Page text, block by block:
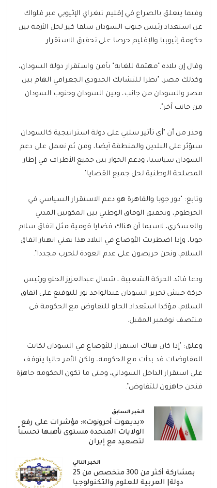
وفيما يتعلق بالصراع في إقليم تيغراي الإثيوبي عبر قلواك
عن استعداد رئيس جنوب السودان سلفا كير لحل الأزمة بين
حكومة إثيوبيا والإقليم حرصا على تحقيق الاستقرار.
وقال إن بلاده "مهتمة للغاية" بأمن واستقرار دولة السودان،
وكذلك مصر، "نظرا للتشابك الحدودي الجغرافي الهام بين
مصر والسودان من جانب، وبين السودان وجنوب السودان
من جانب آخر".
وحذر من أن "أي تأثير سلبي على دولة استراتيجية كالسودان
سيؤثر على البلدين والمنطقة أيضا، ومن ثم نعمل على دعم
السودان سياسيا، ودعم الحوار بين جميع الأطراف في إطار
المصلحة الوطنية لحل جميع القضايا".
وتابع: "دور جوبا والقاهرة هو دعم الاستقرار السياسي في
الخرطوم، وتحقيق الوفاق الوطني بين المكونين المدني
والعسكري، لاسيما أن هناك قضايا قومية مثل اتفاق سلام
جوبا، وإذا اضطربت الأوضاع في البلاد هذا يعني انهيار اتفاق
السلام، ونحن حريصون على عدم العودة للحرب مجددا".
ودعا قائد الحركة الشعبية ــ شمال عبدالعزيز الحلو ورئيس
حركة جيش تحرير السودان عبدالواحد نور للتوقيع على اتفاق
السلام، مؤكدا استعداد الحلو للتفاوض مع الحكومة في
منتصف نوفمبر المقبل.
وعلق: "إذا كان هناك استقرار للأوضاع في السودان لكانت
المفاوضات قد بدأت مع الحكومة، ولكن الأمر حاليا يتوقف
على استقرار الداخل السوداني، ومتى ما تكون الحكومة جاهزة
فنحن جاهزون للتفاوض".
الخبر السابق
«يديعوت أحرونوت»: مؤشرات على رفع
الولايات المتحدة مستوى تأهبها تحسباً
لتصعيد مع إيران
الخبر التالي
بمشاركة أكثر من 300 متخصص من 25
دولة| العربية للعلوم والتكنولوجيا